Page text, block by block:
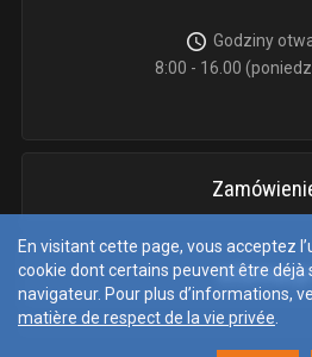
Godziny
8:00 - 16.00
En visitant cette page, vous acceptez
cookie dont certains peuvent être déjà
navigateur. Pour plus d’informations,
matière de respect de la vie privée